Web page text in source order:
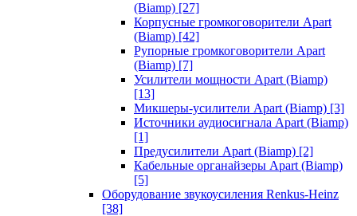
(Biamp) [27]
Корпусные громкоговорители Apart
(Biamp) [42]
Рупорные громкоговорители Apart
(Biamp) [7]
Усилители мощности Apart (Biamp)
[13]
Микшеры-усилители Apart (Biamp) [3]
Источники аудиосигнала Apart (Biamp)
[1]
Предусилители Apart (Biamp) [2]
Кабельные органайзеры Apart (Biamp)
[5]
Оборудование звукоусиления Renkus-Heinz
[38]